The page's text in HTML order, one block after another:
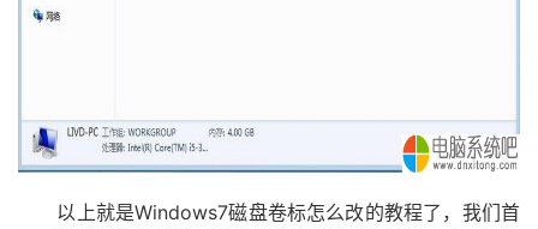
以上就是Windows7磁盘卷标怎么改的教程了，我们首